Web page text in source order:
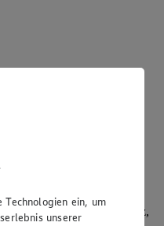
2/3 der Butter, etwas Salz,
Technologien ein, um
unserer